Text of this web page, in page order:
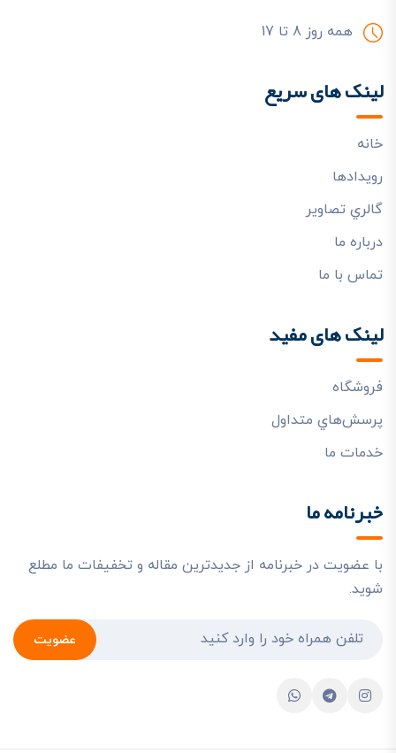
همه روز 8 تا 17
لینک های سریع
خانه
رويدادها
گالري تصاوير
درباره ما
تماس با ما
لینک های مفید
فروشگاه
پرسش‌هاي متداول
خدمات ما
خبرنامه ما
با عضویت در خبرنامه از جدیدترین مقاله و تخفیفات ما مطلع
شوید.
عضویت